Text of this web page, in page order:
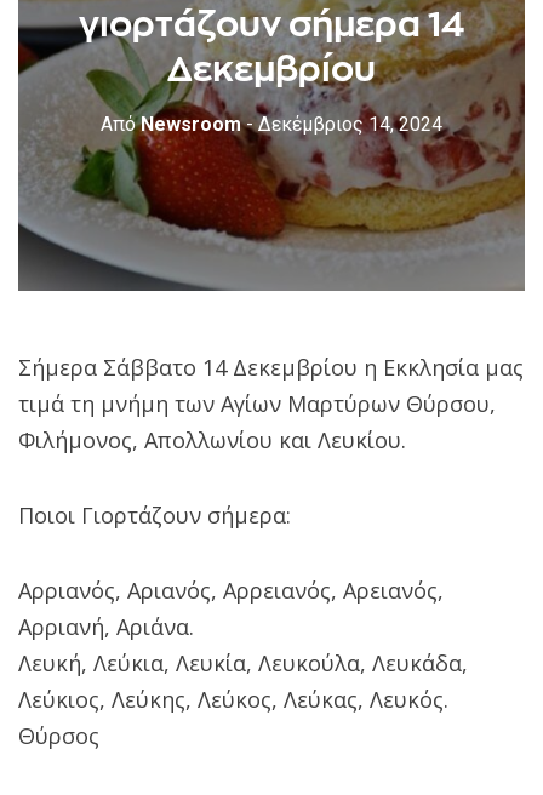
γιορτάζουν σήμερα 14
Δεκεμβρίου
ΑπόNewsroom - Δεκέμβριος 14, 2024
Σήμερα Σάββατο 14 Δεκεμβρίου η Εκκλησία μας
τιμά τη μνήμη των Αγίων Μαρτύρων Θύρσου,
Φιλήμονος, Απολλωνίου και Λευκίου.
Ποιοι Γιορτάζουν σήμερα:
Αρριανός, Αριανός, Αρρειανός, Αρειανός,
Αρριανή, Αριάνα.
Λευκή, Λεύκια, Λευκία, Λευκούλα, Λευκάδα,
Λεύκιος, Λεύκης, Λεύκος, Λεύκας, Λευκός.
Θύρσος